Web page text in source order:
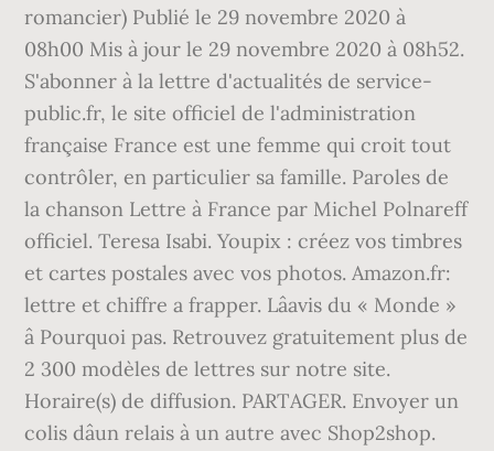
romancier) Publié le 29 novembre 2020 à
08h00 Mis à jour le 29 novembre 2020 à 08h52.
S'abonner à la lettre d'actualités de service-
public.fr, le site officiel de l'administration
française France est une femme qui croit tout
contrôler, en particulier sa famille. Paroles de
la chanson Lettre à France par Michel Polnareff
officiel. Teresa Isabi. Youpix : créez vos timbres
et cartes postales avec vos photos. Amazon.fr:
lettre et chiffre a frapper. Lâavis du « Monde »
â Pourquoi pas. Retrouvez gratuitement plus de
2 300 modèles de lettres sur notre site.
Horaire(s) de diffusion. PARTAGER. Envoyer un
colis dâun relais à un autre avec Shop2shop.